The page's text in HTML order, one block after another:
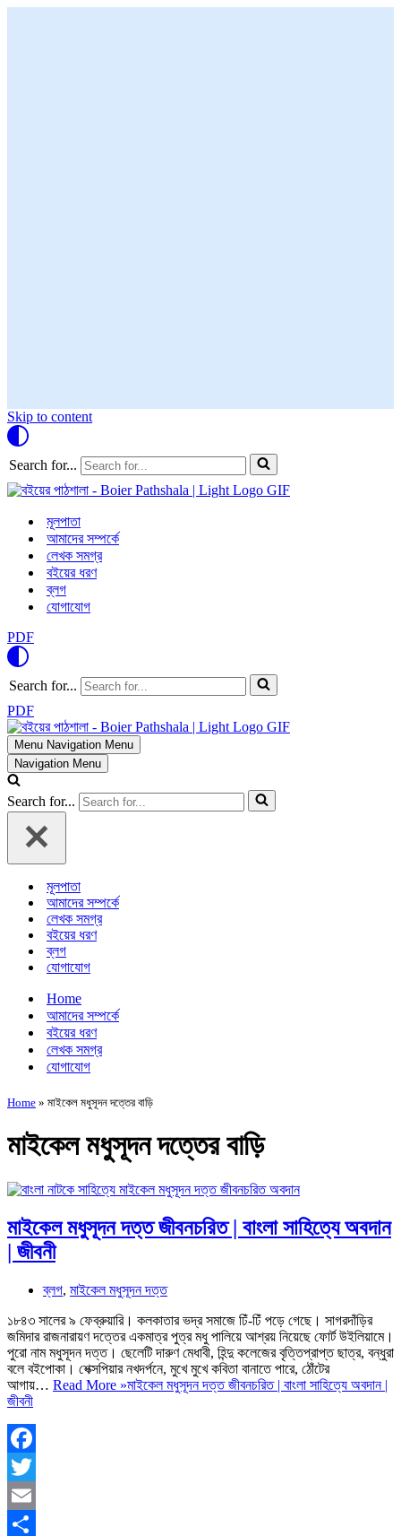
Skip to content
Search for...
মূলপাতা
আমাদের সম্পর্কে
লেখক সমগ্র
বইয়ের ধরণ
ব্লগ
যোগাযোগ
PDF
Search for...
PDF
Menu Navigation Menu
Navigation Menu
Search for...
মূলপাতা
আমাদের সম্পর্কে
লেখক সমগ্র
বইয়ের ধরণ
ব্লগ
যোগাযোগ
Home
আমাদের সম্পর্কে
বইয়ের ধরণ
লেখক সমগ্র
যোগাযোগ
Home » মাইকেল মধুসূদন দত্তের বাড়ি
মাইকেল মধুসূদন দত্তের বাড়ি
মাইকেল মধুসূদন দত্ত জীবনচরিত | বাংলা সাহিত্যে অবদান
| জীবনী
ব্লগ, মাইকেল মধুসূদন দত্ত
১৮৪৩ সালের ৯ ফেব্রুয়ারি। কলকাতার ভদ্র সমাজে ঢিঁ-ঢিঁ পড়ে গেছে। সাগরদাঁড়ির
জমিদার রাজনারায়ণ দত্তের একমাত্র পুত্র মধু পালিয়ে আশ্রয় নিয়েছে ফোর্ট উইলিয়ামে।
পুরো নাম মধুসূদন দত্ত। ছেলেটি দারুণ মেধাবী, হিন্দু কলেজের বৃত্তিপ্রাপ্ত ছাত্র, বন্ধুরা
বলে বইপোকা। শেক্সপিয়ার নখদর্পনে, মুখে মুখে কবিতা বানাতে পারে, ঠোঁটের
আগায়… Read More »মাইকেল মধুসূদন দত্ত জীবনচরিত | বাংলা সাহিত্যে অবদান |
জীবনী
Facebook
Twitter
Email